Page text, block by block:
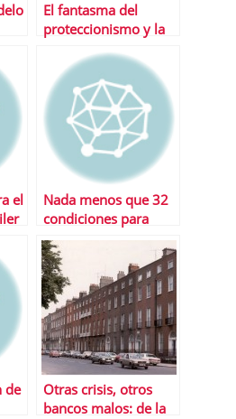
El fantasma del
proteccionismo y la
el
Nada menos que 32
condiciones para
recibir el rescate
bancario
de
Otras crisis, otros
bancos malos: de la